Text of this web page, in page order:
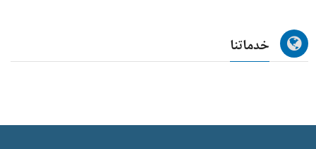
خدماتنا